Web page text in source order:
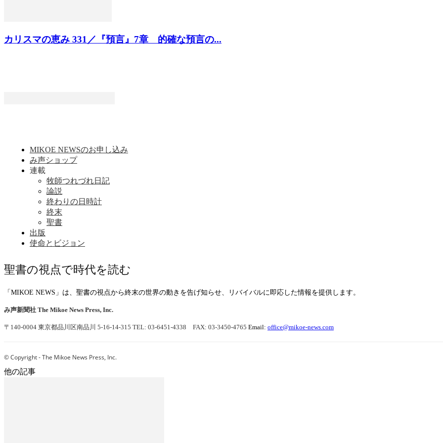
カリスマの恵み 331／『預言』7章 的確な預言の...
MIKOE NEWSのお申し込み
み声ショップ
連載
牧師つれづれ日記
論説
終わりの日時計
終末
聖書
出版
使命とビジョン
聖書の視点で時代を読む
「MIKOE NEWS」は、聖書の視点から終末の世界の動きを告げ知らせ、リバイバルに即応した情報を提供します。
み声新聞社 The Mikoe News Press, Inc.
〒140-0004 東京都品川区南品川 5-16-14-315 TEL: 03-6451-4338 FAX: 03-3450-4765 Email: office@mikoe-news.com
© Copyright - The Mikoe News Press, Inc.
他の記事